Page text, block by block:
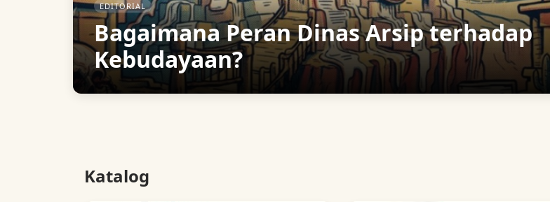
EDITORIAL
Bagaimana Peran Dinas Arsip terhadap
Kebudayaan?
Katalog